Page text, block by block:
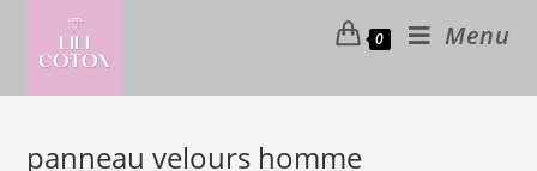
content
0 Menu
panneau velours homme